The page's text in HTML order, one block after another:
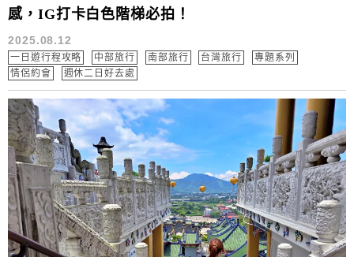
感，IG打卡白色階梯必拍！
2025.08.12
一日遊行程攻略 中部旅行 南部旅行 台灣旅行
專題系列
情侶約會
週休二日好去處